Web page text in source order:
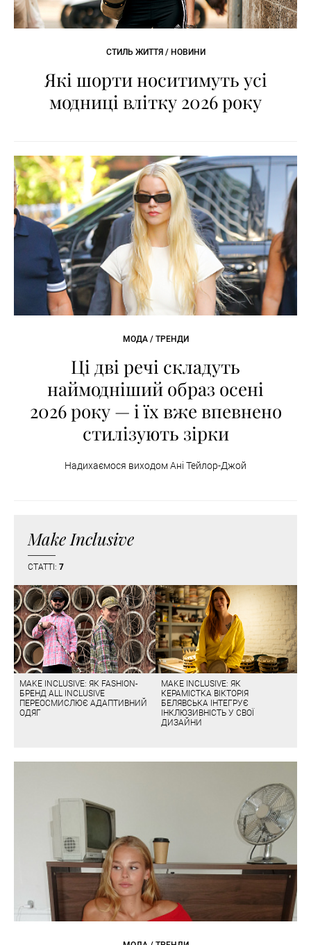
СТИЛЬ ЖИТТЯ / НОВИНИ
Які шорти носитимуть усі
модниці влітку 2026 року
МОДА / ТРЕНДИ
Ці дві речі складуть
наймодніший образ осені
2026 року — і їх вже впевнено
стилізують зірки
Надихаємося виходом Ані Тейлор-Джой
Make Inclusive
СТАТТІ: 7
MAKE INCLUSIVE: ЯК FASHION-
БРЕНД ALL INCLUSIVE
ПЕРЕОСМИСЛЮЄ АДАПТИВНИЙ
ОДЯГ
MAKE INCLUSIVE: ЯК
КЕРАМІСТКА ВІКТОРІЯ
БЕЛЯВСЬКА ІНТЕГРУЄ
ІНКЛЮЗИВНІСТЬ У СВОЇ
ДИЗАЙНИ